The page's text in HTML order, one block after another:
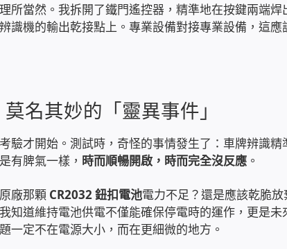
所當然。我拆開了鐵門遙控器，精準地在按鍵兩端
識機的輸出乾接點上。專業設備對接專業設備，這
名其妙的「靈異事件」
驗才開始。測試時，奇怪的事情發生了：車牌辨識
有脾氣一樣， 時而順暢開啟，時而完全沒反應。
廠那顆 CR2032 鈕扣電池電力不足？還是應該乾脆
知道維持電池供電不僅能確保停電時的運作，更是
一定不在電源大小，而在更細微的地方。